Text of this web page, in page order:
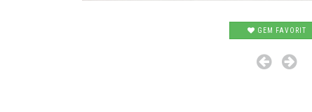
GEM FAVORIT